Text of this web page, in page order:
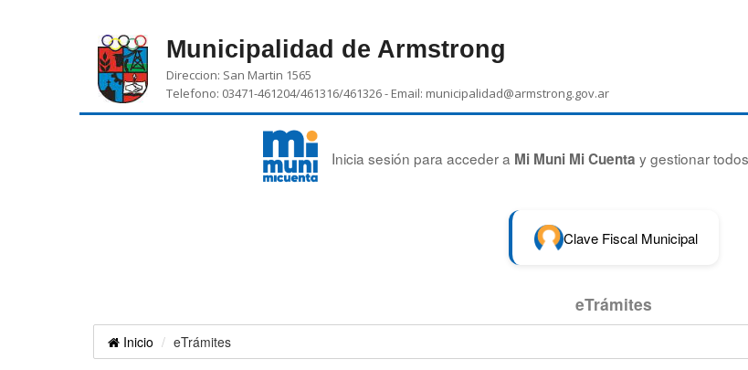
Municipalidad de Armstrong
Direccion: San Martin 1565
Telefono: 03471-461204/461316/461326 - Email: municipalidad@armstrong.gov.ar
Inicia sesión para acceder a Mi Muni Mi Cuenta y gestionar
Clave Fiscal Municipal
eTrámites
Inicio eTrámites